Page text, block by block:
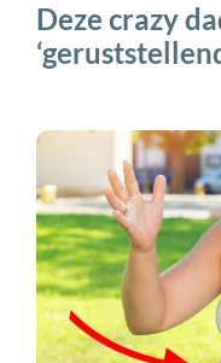
Deze crazy